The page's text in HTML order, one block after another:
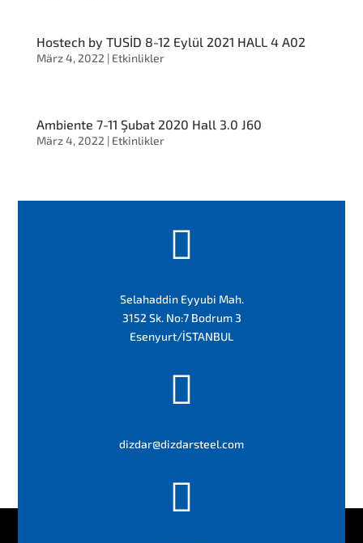
Hostech by TUSİD 8-12 Eylül 2021 HALL 4 A02
März 4, 2022 | Etkinlikler
Ambiente 7-11 Şubat 2020 Hall 3.0 J60
März 4, 2022 | Etkinlikler

Selahaddin Eyyubi Mah.
3152 Sk. No:7 Bodrum 3
Esenyurt/İSTANBUL

dizdar@dizdarsteel.com
